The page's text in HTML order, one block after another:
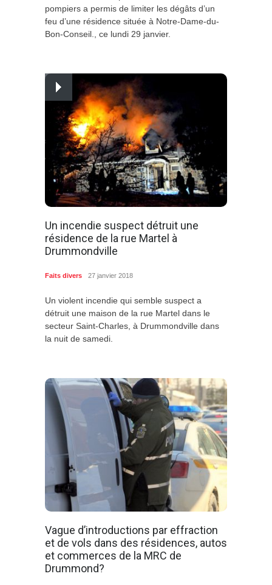
pompiers a permis de limiter les dégâts d’un
feu d’une résidence située à Notre-Dame-du-
Bon-Conseil., ce lundi 29 janvier.
Un incendie suspect détruit une
résidence de la rue Martel à
Drummondville
Faits divers 27 janvier 2018
Un violent incendie qui semble suspect a
détruit une maison de la rue Martel dans le
secteur Saint-Charles, à Drummondville dans
la nuit de samedi.
Vague d’introductions par effraction
et de vols dans des résidences, autos
et commerces de la MRC de
Drummond?